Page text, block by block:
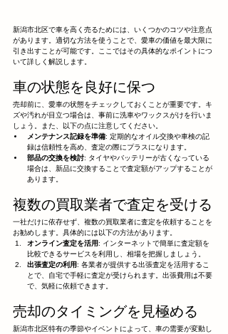
新潟市北区で車を高く売るためには、いくつかのコツや注意点
があります。適切な方法を使うことで、愛車の価値を最大限に
引き出すことが可能です。ここではその具体的なポイントにつ
いて詳しく解説します。
車の状態を良好に保つ
売却前に、愛車の状態をチェックしておくことが重要です。キ
ズや汚れが目立つ場合は、事前に洗車やワックスがけを行いま
しょう。また、以下の点に注意してください。
メンテナンス記録を準備: 定期的なオイル交換や車検の記
録は信頼性を高め、査定の際にプラスになります。
部品の交換を検討: タイヤやバッテリーが古くなっている
場合は、新品に交換することで査定額がアップすることが
あります。
複数の買取業者で査定を受ける
一社だけに依存せず、複数の買取業者に査定を依頼することを
お勧めします。具体的には以下の方法があります。
オンライン査定を活用: インターネットで簡単に査定額を
比較できるサービスを利用し、相場を把握しましょう。
出張査定の利用: 各業者が提供する出張査定を活用するこ
とで、自宅で手軽に査定が受けられます。出張費用は不要
で、気軽に依頼できます。
売却のタイミングを見極める
新潟市北区特有の季節やイベントによって、車の需要が変動し